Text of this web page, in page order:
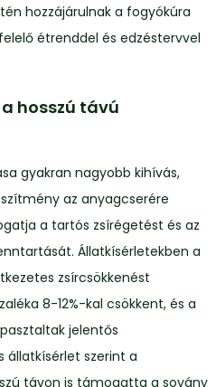
hozzájárulnak a fogyókúra
étrenddel és edzéstervvel
hosszú távú
gyakran nagyobb kihívás,
az anyagcserére
a tartós zsírégetést és az
Állatkísérletekben a
zsírcsökkenést
8-12%-kal csökkent, és a
jelentős
állatkísérlet szerint a
távon is támogatta a sovány